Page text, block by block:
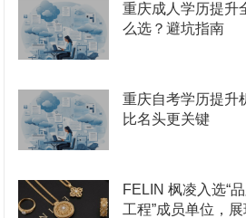
重庆成人学历提升
么选？避坑指南
重庆自考学历提升
比名头更关键
FELIN 枫凌入选“
工程”成员单位，